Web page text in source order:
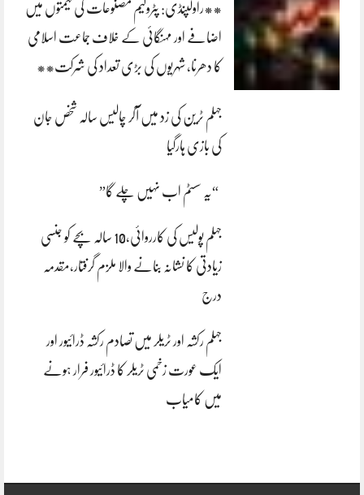
**راولپنڈی: پٹرولیم مصنوعات کی قیمتوں میں
اضافے اور مہنگائی کے خلاف جماعت اسلامی
کا دھرنا، شہریوں کی بڑی تعداد کی شرکت**
جہلم ٹرین کی زد میں آکر چالیس سالہ شخص جان
کی بازی ہارگیا
“یہ سسٹم اب نہیں چلے گا”
جہلم پولیس کی کارروائی،10 سالہ بچے کو جنسی
زیادتی کا نشانہ بنانے والا ملزم گرفتار،مقدمہ
درج
جہلم رکشہ اور ٹریلر میں تصادم رکشہ ڈرائیور اور
ایک عورت زخمی ٹریلر کا ڈرائیور فرار ہونے
میں کامیاب